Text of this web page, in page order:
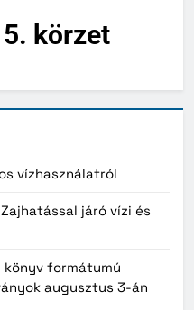
körzet
vízhasználatról
járó vízi és
könyv formátumú
augusztus 3-án